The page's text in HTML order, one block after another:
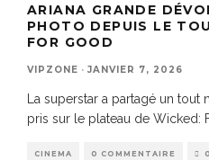
ARIANA GRANDE
PHOTO DEPUIS LE
FOR GOOD
VIPZONE · JANVIER 7, 2026
La superstar a partagé un
pris sur le plateau de Wicked:
CINEMA 0 COMMENTAIRE 0